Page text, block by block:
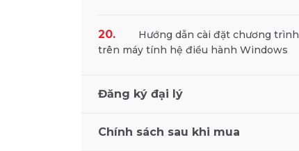
20.
Hướng dẫn cài đặt chương trình
trên máy tính hệ điều hành Windows
Đăng ký đại lý
Chính sách sau khi mua